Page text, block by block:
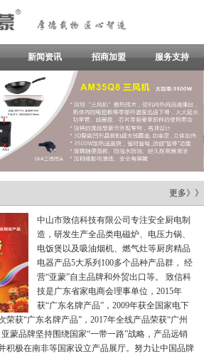
新闻资讯 招商加盟 服务支持
更多》》
中山市致信科技有限公司专注安全厨电制
造，研发生产全品类电磁炉、电压力锅、
电饭煲以及吸油烟机、燃气灶等厨房精品
电器产品5大系列100多个品种产品群， 经
营“亚蒙”自主品牌和外贸出口等。 致信科
技是广东省家电商会理事单位，2015年
获“广东名牌产品”，2009年获全国家电下
荣获“广东名牌产品”，2017年全线产品荣获“广州
蒙品牌坚持围绕国家“一带一路”战略，产品远销
积极在南非等国家设立产品展厅。努力让中国品牌